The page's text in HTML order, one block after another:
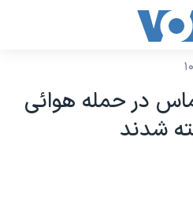
در حمله هوائی
شدند